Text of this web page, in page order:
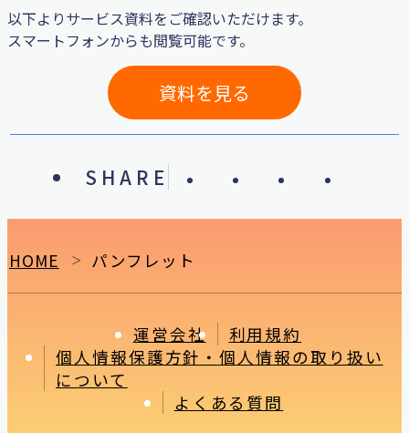
以下よりサービス資料をご確認いただけます。
スマートフォンからも閲覧可能です。
資料を見る
SHARE
HOME ＞ パンフレット
運営会社
利用規約
個人情報保護方針・個人情報の取り扱い
について
よくある質問